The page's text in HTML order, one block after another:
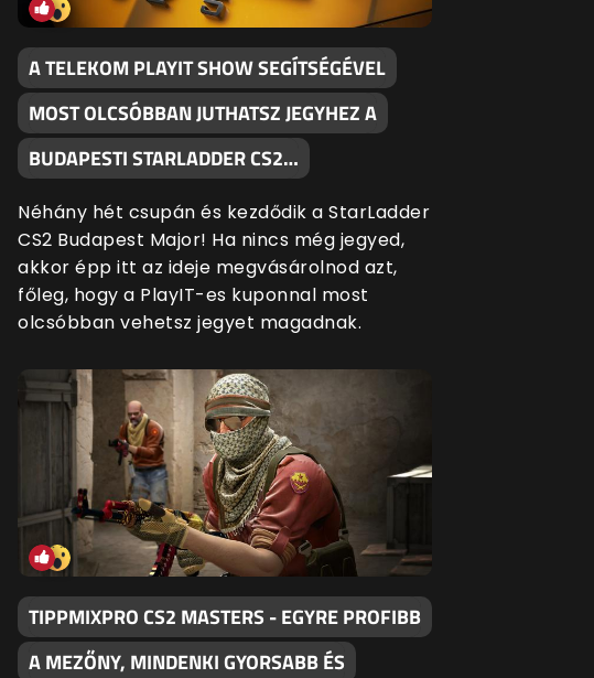
A TELEKOM PLAYIT SHOW SEGÍTSÉGÉVEL
MOST OLCSÓBBAN JUTHATSZ JEGYHEZ A
BUDAPESTI STARLADDER CS2…
Néhány hét csupán és kezdődik a StarLadder
CS2 Budapest Major! Ha nincs még jegyed,
akkor épp itt az ideje megvásárolnod azt,
főleg, hogy a PlayIT-es kuponnal most
olcsóbban vehetsz jegyet magadnak.
TIPPMIXPRO CS2 MASTERS - EGYRE PROFIBB
A MEZŐNY, MINDENKI GYORSABB ÉS